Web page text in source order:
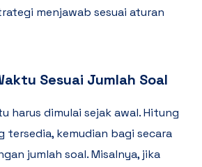
menjawab sesuai aturan
Sesuai Jumlah Soal
harus dimulai sejak awal. Hitung
kemudian bagi secara
jumlah soal. Misalnya, jika